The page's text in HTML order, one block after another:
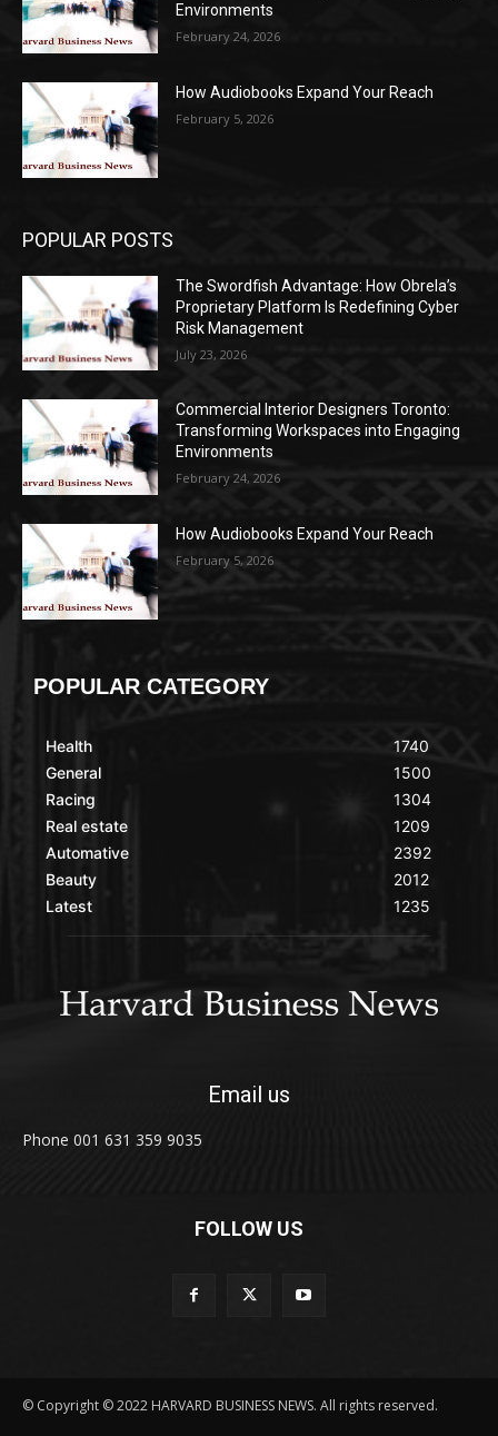
Environments
February 24, 2026
How Audiobooks Expand Your Reach
February 5, 2026
POPULAR POSTS
The Swordfish Advantage: How Obrela’s
Proprietary Platform Is Redefining Cyber
Risk Management
July 23, 2026
Commercial Interior Designers Toronto:
Transforming Workspaces into Engaging
Environments
February 24, 2026
How Audiobooks Expand Your Reach
February 5, 2026
POPULAR CATEGORY
Health
General
Racing
Real estate
Automative
Beauty
Latest
1740
1500
1304
1209
2392
2012
1235
Email us
Phone 001 631 359 9035
FOLLOW US
© Copyright © 2022 HARVARD BUSINESS NEWS. All rights reserved.